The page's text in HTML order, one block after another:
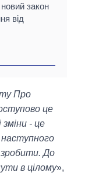
закон
від
Про
це
- це
наступного
зробити. До
в цілому»,